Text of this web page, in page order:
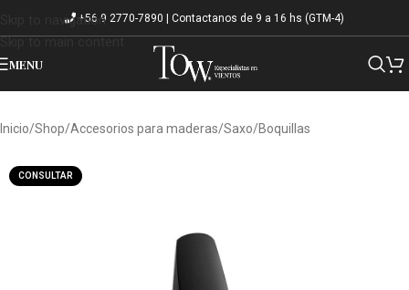
Skip to navigation
Skip to main content
+56 9 2770-7890 | Contactanos de 9 a 16 hs (GTM-4)
MENU
Inicio/Shop/Accesorios para maderas/Saxo/Boquillas
CONSULTAR